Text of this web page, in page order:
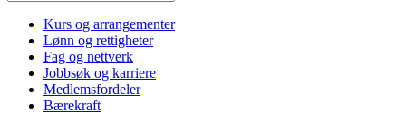
Kurs og arrangementer
Lønn og rettigheter
Fag og nettverk
Jobbsøk og karriere
Medlemsfordeler
Bærekraft